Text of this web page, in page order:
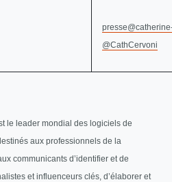
@CathCervoni
le leader mondial des logiciels de
aux professionnels de la
communicants d’identifier et de
et influenceurs clés, d’élaborer et